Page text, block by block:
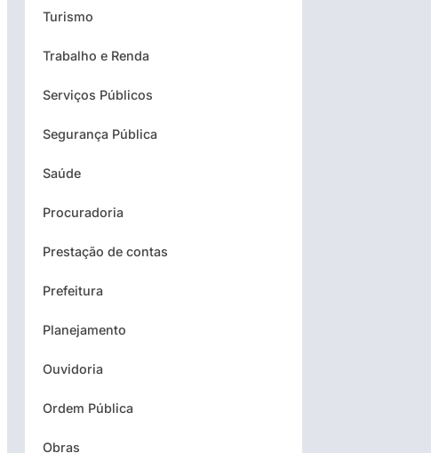
Turismo
Trabalho e Renda
Serviços Públicos
Segurança Pública
Saúde
Procuradoria
Prestação de contas
Prefeitura
Planejamento
Ouvidoria
Ordem Pública
Obras